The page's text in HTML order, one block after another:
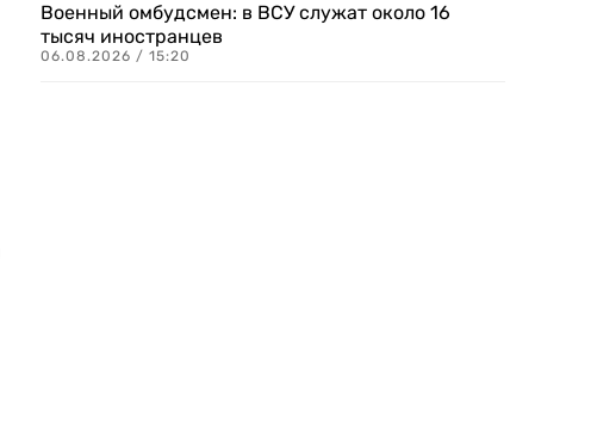
Военный омбудсмен: в ВСУ служат около 16
тысяч иностранцев
06.08.2026 / 15:20